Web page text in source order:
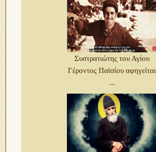
Συστρατιώτης του Αγίου
Γέροντος Παϊσίου αφηγείται
...